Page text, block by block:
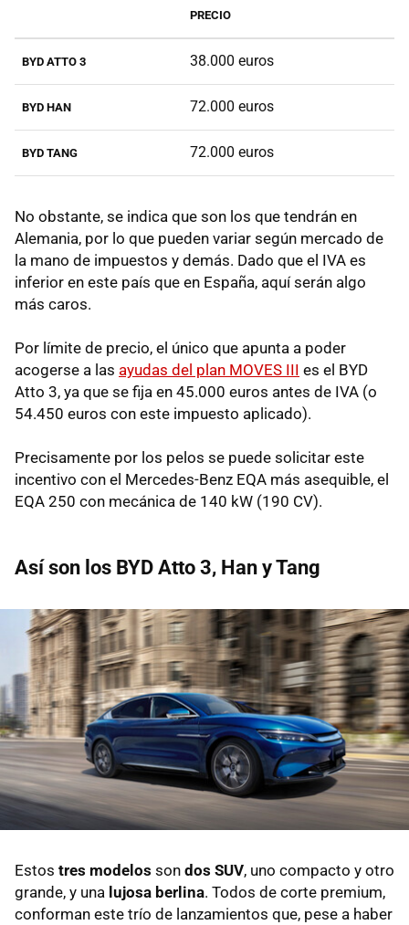
PRECIO
BYD ATTO 3 38.000 euros
BYD HAN 72.000 euros
BYD TANG 72.000 euros
No obstante, se indica que son los que tendrán en
Alemania, por lo que pueden variar según mercado de
la mano de impuestos y demás. Dado que el IVA es
inferior en este país que en España, aquí serán algo
más caros.
Por límite de precio, el único que apunta a poder
acogerse a las ayudas del plan MOVES III es el BYD
Atto 3, ya que se fija en 45.000 euros antes de IVA (o
54.450 euros con este impuesto aplicado).
Precisamente por los pelos se puede solicitar este
incentivo con el Mercedes-Benz EQA más asequible, el
EQA 250 con mecánica de 140 kW (190 CV).
Así son los BYD Atto 3, Han y Tang
Estos tres modelos son dos SUV, uno compacto y otro
grande, y una lujosa berlina. Todos de corte premium,
conforman este trío de lanzamientos que, pese a haber